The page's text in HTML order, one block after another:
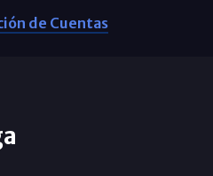
de Cuentas